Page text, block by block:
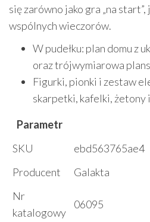
się zarówno jako gra „na
wspólnych wieczorów.
W pudełku: plan domu z
oraz trójwymiarowa
Figurki, pionki i zestaw
skarpetki, kafelki, żetony
Parametr
SKU
ebd563765ae4
Producent
Galakta
Nr
katalogowy
06095